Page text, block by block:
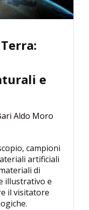
e
Aldo Moro
campioni
artificiali
di
illustrativo e
il visitatore